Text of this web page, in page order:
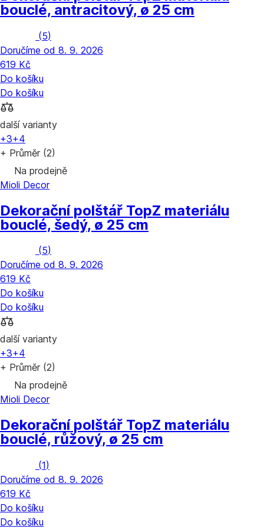
bouclé, antracitový, ø 25 cm
(5)
Doručíme od 8. 9. 2026
619 Kč
Do košíku
Do košíku
další varianty
+3+4
+ Průměr (2)
Na prodejně
Mioli Decor
Dekorační polštář TopZ materiálu
bouclé, šedý, ø 25 cm
(5)
Doručíme od 8. 9. 2026
619 Kč
Do košíku
Do košíku
další varianty
+3+4
+ Průměr (2)
Na prodejně
Mioli Decor
Dekorační polštář TopZ materiálu
bouclé, růžový, ø 25 cm
(1)
Doručíme od 8. 9. 2026
619 Kč
Do košíku
Do košíku